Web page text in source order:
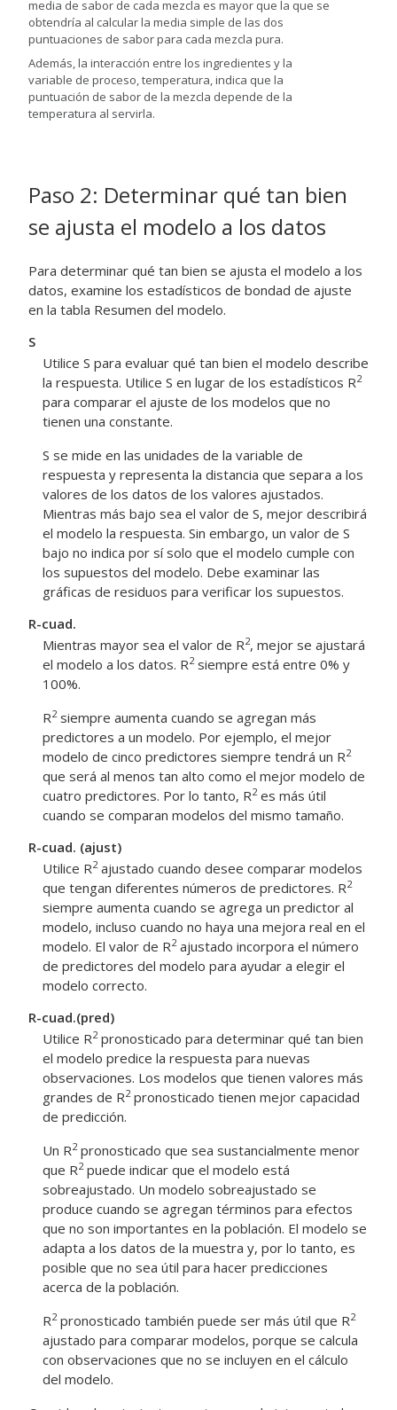
media de sabor de cada mezcla es mayor que la que se
obtendría al calcular la media simple de las dos
puntuaciones de sabor para cada mezcla pura.
Además, la interacción entre los ingredientes y la
variable de proceso, temperatura, indica que la
puntuación de sabor de la mezcla depende de la
temperatura al servirla.
Paso 2: Determinar qué tan bien
se ajusta el modelo a los datos
Para determinar qué tan bien se ajusta el modelo a los
datos, examine los estadísticos de bondad de ajuste
en la tabla Resumen del modelo.
S
Utilice S para evaluar qué tan bien el modelo describe
la respuesta. Utilice S en lugar de los estadísticos R2
para comparar el ajuste de los modelos que no
tienen una constante.
S se mide en las unidades de la variable de
respuesta y representa la distancia que separa a los
valores de los datos de los valores ajustados.
Mientras más bajo sea el valor de S, mejor describirá
el modelo la respuesta. Sin embargo, un valor de S
bajo no indica por sí solo que el modelo cumple con
los supuestos del modelo. Debe examinar las
gráficas de residuos para verificar los supuestos.
R-cuad.
Mientras mayor sea el valor de R2, mejor se ajustará
el modelo a los datos. R2siempre está entre 0% y
100%.
R2siempre aumenta cuando se agregan más
predictores a un modelo. Por ejemplo, el mejor
modelo de cinco predictores siempre tendrá un R2
que será al menos tan alto como el mejor modelo de
cuatro predictores. Por lo tanto, R2es más útil
cuando se comparan modelos del mismo tamaño.
R-cuad. (ajust)
Utilice R2ajustado cuando desee comparar modelos
que tengan diferentes números de predictores. R2
siempre aumenta cuando se agrega un predictor al
modelo, incluso cuando no haya una mejora real en el
modelo. El valor de R2ajustado incorpora el número
de predictores del modelo para ayudar a elegir el
modelo correcto.
R-cuad.(pred)
Utilice R2pronosticado para determinar qué tan bien
el modelo predice la respuesta para nuevas
observaciones. Los modelos que tienen valores más
grandes de R2pronosticado tienen mejor capacidad
de predicción.
Un R2pronosticado que sea sustancialmente menor
que R2puede indicar que el modelo está
sobreajustado. Un modelo sobreajustado se
produce cuando se agregan términos para efectos
que no son importantes en la población. El modelo se
adapta a los datos de la muestra y, por lo tanto, es
posible que no sea útil para hacer predicciones
acerca de la población.
R2pronosticado también puede ser más útil que R2
ajustado para comparar modelos, porque se calcula
con observaciones que no se incluyen en el cálculo
del modelo.